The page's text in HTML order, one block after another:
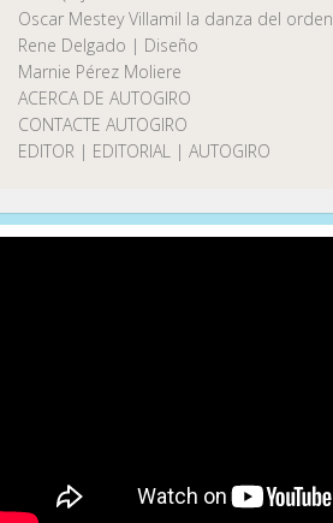
Oscar Mestey Villamil la danza del orden
Rene Delgado | Diseño
Marnie Pérez Moliere
ACERCA DE AUTOGIRO
CONTACTE AUTOGIRO
EDITOR | EDITORIAL | AUTOGIRO